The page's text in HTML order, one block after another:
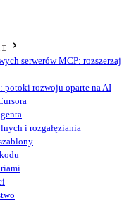
serwerów MCP: rozszerzaj
potoki rozwoju oparte na AI
i rozgałęziania